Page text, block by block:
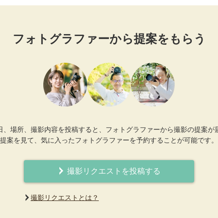
フォトグラファーから提案をもらう
、場所、撮影内容を投稿すると、フォトグラファーから撮影の提案が
提案を見て、気に入ったフォトグラファーを予約することが可能です。
撮影リクエストを投稿する
撮影リクエストとは？